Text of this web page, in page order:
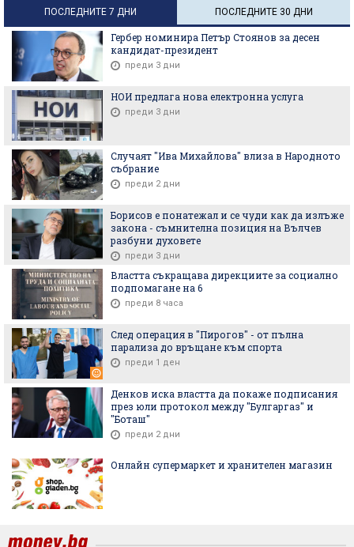
ПОСЛЕДНИТЕ 7 ДНИ ПОСЛЕДНИТЕ 30 ДНИ
Гербер номинира Петър Стоянов за десен
кандидат-президент
преди 3 дни
НОИ предлага нова електронна услуга
преди 3 дни
Случаят "Ива Михайлова" влиза в Народното
събрание
преди 2 дни
Борисов е понатежал и се чуди как да излъже
закона - съмнителна позиция на Вълчев
разбуни духовете
преди 3 дни
Властта съкращава дирекциите за социално
подпомагане на 6
преди 8 часа
След операция в "Пирогов" - от пълна
парализа до връщане към спорта
преди 1 ден
Денков иска властта да покаже подписания
през юли протокол между "Булгаргаз" и
"Боташ"
преди 2 дни
Онлайн супермаркет и хранителен магазин